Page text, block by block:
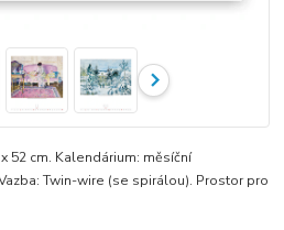
52 cm. Kalendárium: měsíční
Twin-wire (se spirálou). Prostor pro